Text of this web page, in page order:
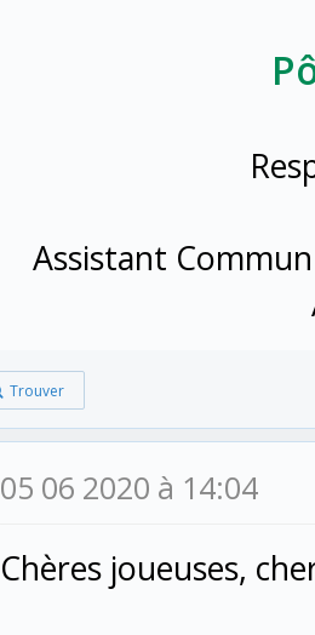
Assistant
Trouver
05 06 2020 à 14:04
Chères joueuses,